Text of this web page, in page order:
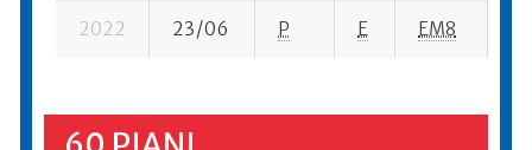
2022 23/06 P E EM8